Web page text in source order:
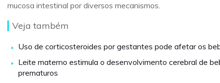
mucosa intestinal por diversos mecanismos.
Veja também
Uso de corticosteroides por gestantes pode afetar os
Leite materno estimula o desenvolvimento cerebral de
prematuros